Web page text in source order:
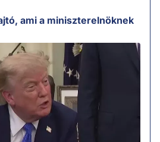
ami a miniszterelnöknek